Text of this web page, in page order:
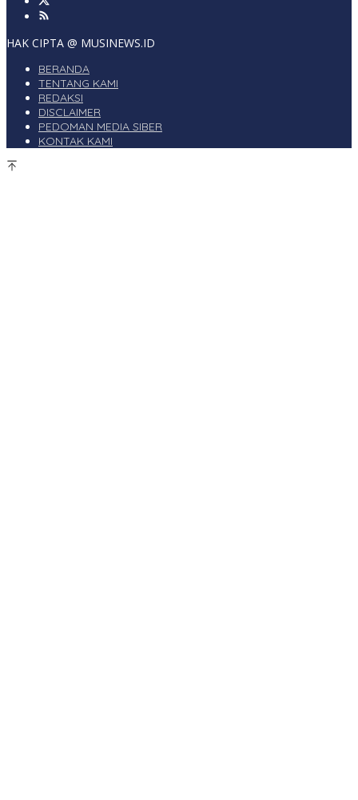
HAK CIPTA @ MUSINEWS.ID
BERANDA
TENTANG KAMI
REDAKSI
DISCLAIMER
PEDOMAN MEDIA SIBER
KONTAK KAMI